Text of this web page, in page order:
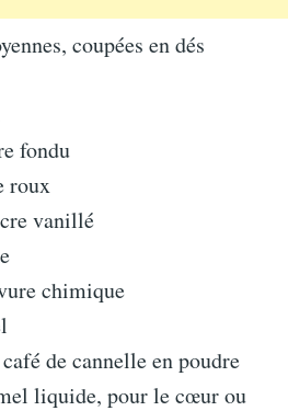
coupées en dés
fondu
roux
vanillé
chimique
de cannelle en poudre
liquide, pour le cœur ou